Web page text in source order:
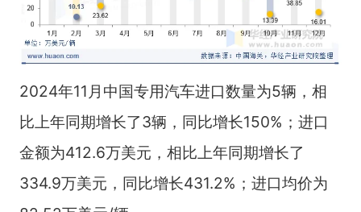
2024年11月中国专用汽车进口数量为5辆，相
比上年同期增长了3辆，同比增长150%；进口
金额为412.6万美元，相比上年同期增长了
334.9万美元，同比增长431.2%；进口均价为